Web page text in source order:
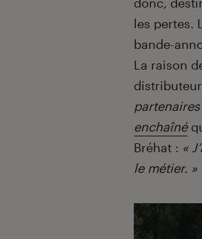
donc,
les pertes.
bande-
La raison
enchaîné
Bréhat : «
le métier. »